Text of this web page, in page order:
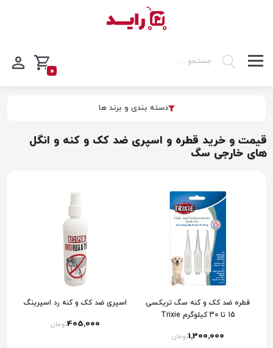
0
دسته بندی و برند ها
قیمت و خرید قطره و اسپری ضد کک و کنه و انگل
های خارجی سگ
قطره ضد کک و کنه سگ تریکسی
15 تا 30 کیلوگرم Trixie
1٬300٬000تومان
اسپری ضد کک و کنه رد اسپرینگ
405٬000تومان